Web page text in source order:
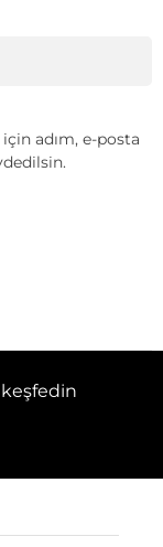
adım, e-posta
keşfedin